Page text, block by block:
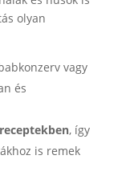
olyan
vagy
és
, így
is remek